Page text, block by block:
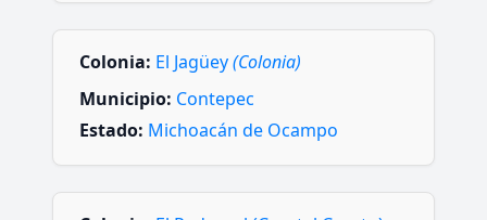
Colonia: El Jagüey(Colonia)
Municipio: Contepec
Estado: Michoacán de Ocampo